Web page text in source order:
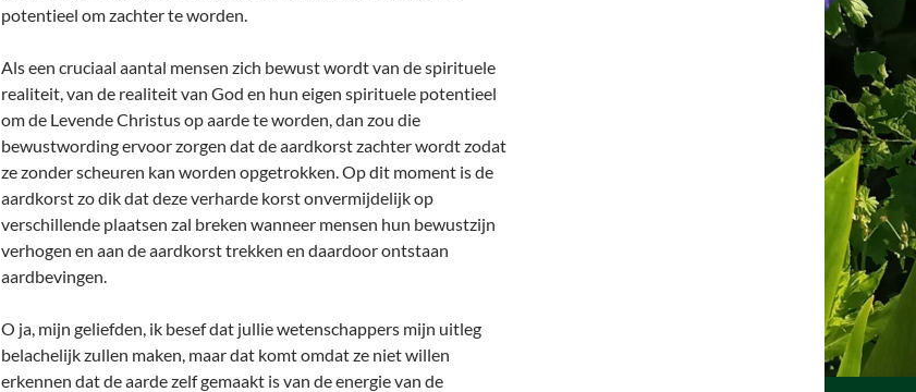
potentieel om zachter te worden.
Als een cruciaal aantal mensen zich bewust wordt van de spirituele
realiteit, van de realiteit van God en hun eigen spirituele potentieel
om de Levende Christus op aarde te worden, dan zou die
bewustwording ervoor zorgen dat de aardkorst zachter wordt zodat
ze zonder scheuren kan worden opgetrokken. Op dit moment is de
aardkorst zo dik dat deze verharde korst onvermijdelijk op
verschillende plaatsen zal breken wanneer mensen hun bewustzijn
verhogen en aan de aardkorst trekken en daardoor ontstaan
aardbevingen.
O ja, mijn geliefden, ik besef dat jullie wetenschappers mijn uitleg
belachelijk zullen maken, maar dat komt omdat ze niet willen
erkennen dat de aarde zelf gemaakt is van de energie van de